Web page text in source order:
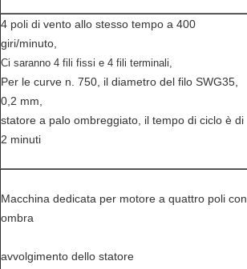
4 poli di vento allo stesso tempo a 400
giri/minuto,
Ci saranno 4 fili fissi e 4 fili terminali,
Per le curve n. 750, il diametro del filo SWG35,
0,2 mm,
statore a palo ombreggiato, il tempo di ciclo è di
2 minuti
Macchina dedicata per motore a quattro poli con
ombra
avvolgimento dello statore